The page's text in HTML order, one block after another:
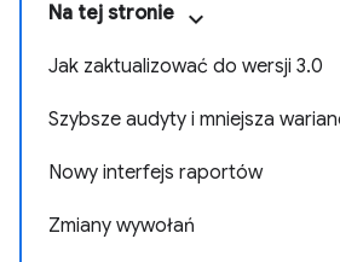
Na tej stronie
Jak zaktualizować do wersji 3.0
Szybsze audyty i mniejsza
Nowy interfejs raportów
Zmiany wywołań